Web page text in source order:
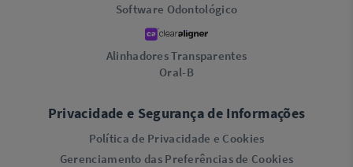
Software Odontológico
Alinhadores Transparentes
Oral-B
Privacidade e Segurança de Informações
Política de Privacidade e Cookies
Gerenciamento das Preferências de Cookies